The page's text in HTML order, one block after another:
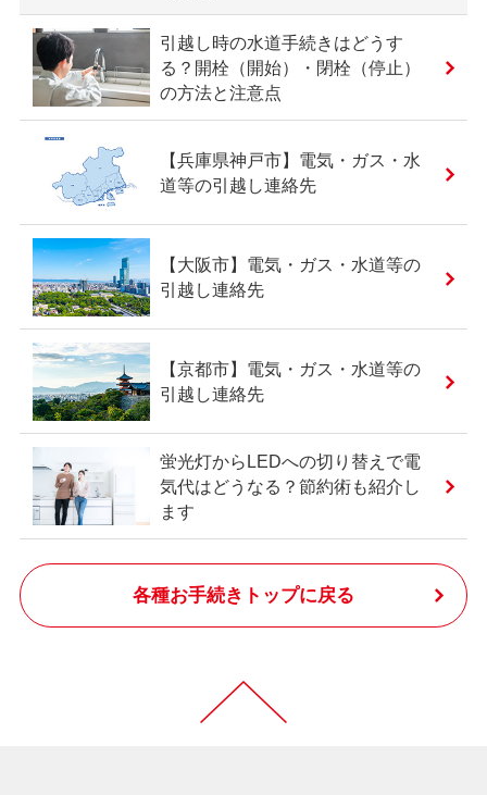
引越し時の水道手続きはどうす
る？開栓（開始）・閉栓（停止）
の方法と注意点
【兵庫県神戸市】電気・ガス・水
道等の引越し連絡先
【大阪市】電気・ガス・水道等の
引越し連絡先
【京都市】電気・ガス・水道等の
引越し連絡先
蛍光灯からLEDへの切り替えで電
気代はどうなる？節約術も紹介し
ます
各種お手続きトップに戻る